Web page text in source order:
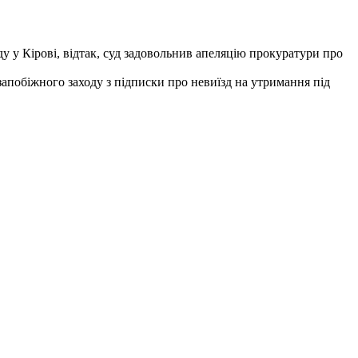
у Кірові, відтак, суд задовольнив апеляцію прокуратури про
заходу з підписки про невиїзд на утримання під